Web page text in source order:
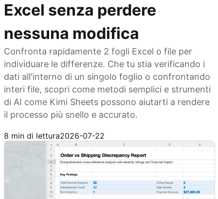
Excel senza perdere
nessuna modifica
Confronta rapidamente 2 fogli Excel o file per
individuare le differenze. Che tu stia verificando i
dati all'interno di un singolo foglio o confrontando
interi file, scopri come metodi semplici e strumenti
di AI come Kimi Sheets possono aiutarti a rendere
il processo più snello e accurato.
8 min di lettura2026-07-22